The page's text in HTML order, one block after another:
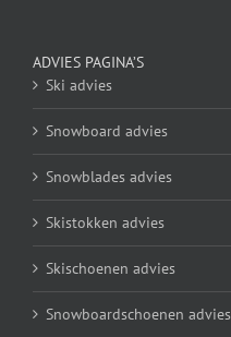
ADVIES PAGINA’S
Ski advies
Snowboard advies
Snowblades advies
Skistokken advies
Skischoenen advies
Snowboardschoenen advies